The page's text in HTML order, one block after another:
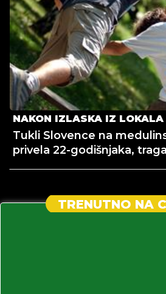
NAKON IZLASKA IZ LOKALA
Tukli Slovence na
privela 22-godišnjaka,
TRENUTNO NA